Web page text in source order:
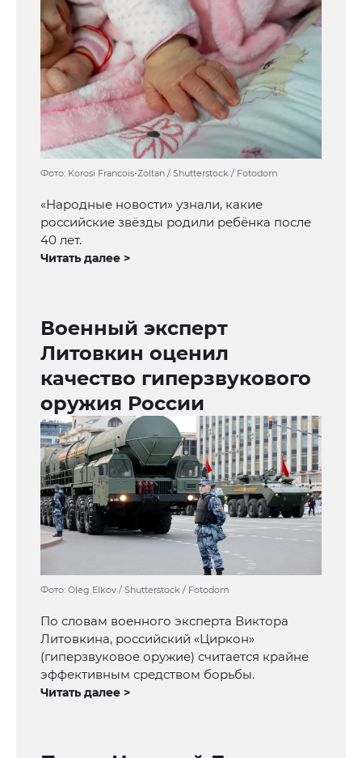
Фото: Korosi Francois-Zoltan / Shutterstock / Fotodom
«Народные новости» узнали, какие
российские звёзды родили ребёнка после
40 лет.
Читать далее >
Военный эксперт
Литовкин оценил
качество гиперзвукового
оружия России
Фото: Oleg Elkov / Shutterstock / Fotodom
По словам военного эксперта Виктора
Литовкина, российский «Циркон»
(гиперзвуковое оружие) считается крайне
эффективным средством борьбы.
Читать далее >